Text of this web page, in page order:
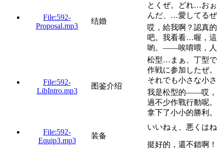
File:592-
Proposal.mp3
结婚
とくぜ。どれ…お
んだ、…愛してる
哎，給我啊？認真
吧。我看看…喔，
喲。——唉唷喂，
File:592-
LibIntro.mp3
图鉴介绍
松型…まぁ、丁型
作戦に参加したぜ
それでも小さな小
我是松型的——哎，
過不少作戰行動呢
拿下了小小的勝利
File:592-
Equip3.mp3
装备
いいねぇ、悪くは
挺好的，還不錯啊！